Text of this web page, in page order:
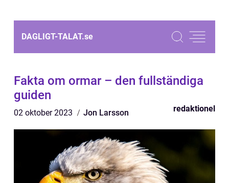
DAGLIGT-TALAT.se
Fakta om ormar – den fullständiga
guiden
02 oktober 2023 Jon Larsson redaktionel